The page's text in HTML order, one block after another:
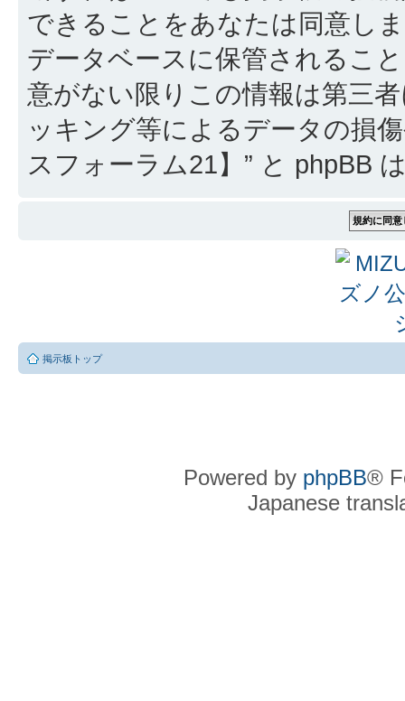
できることをあなたは同意し
データベースに保管されるこ
意がない限りこの情報は第三
ッキング等によるデータの損
スフォーラム21】” と phpBB
掲示板トップ
Powered by phpBB®
Japanese